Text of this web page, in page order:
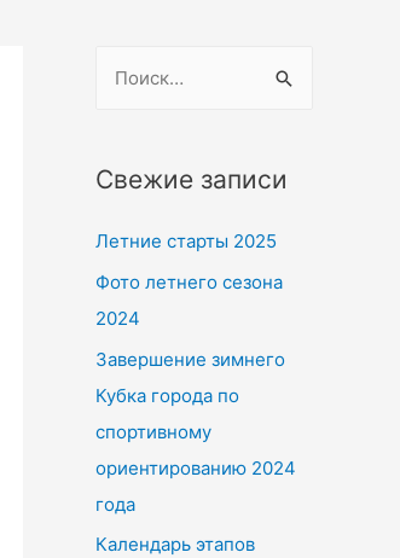
т
:
Свежие записи
Летние старты 2025
Фото летнего сезона
2024
Завершение зимнего
Кубка города по
спортивному
ориентированию 2024
года
Календарь этапов